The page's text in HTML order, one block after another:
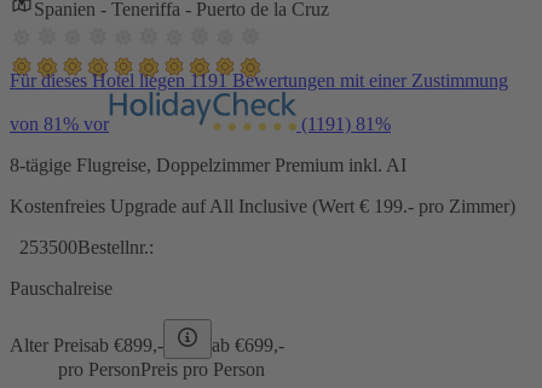
Spanien - Teneriffa - Puerto de la Cruz
Für dieses Hotel liegen 1191 Bewertungen mit einer Zustimmung
von 81% vor (1191) 81%
8-tägige Flugreise, Doppelzimmer Premium inkl. AI
Kostenfreies Upgrade auf All Inclusive (Wert € 199.- pro Zimmer)
253500Bestellnr.:
Pauschalreise
Alter Preisab €899,- ab €699,-
pro PersonPreis pro Person